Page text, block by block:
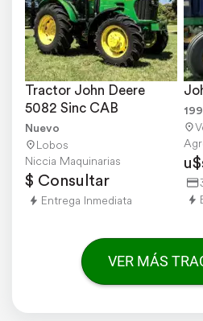
Tractor John Deere
5082 Sinc CAB
Nuevo
Lobos
Niccia Maquinarias
$ Consultar
Entrega Inmediata
VER MÁS